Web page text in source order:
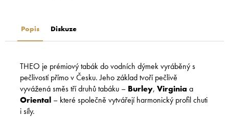
Popis Diskuze
THEO je prémiový tabák do vodních dýmek vyráběný s
pečlivostí přímo v Česku. Jeho základ tvoří pečlivě
vyvážená směs tří druhů tabáku – Burley, Virginia a
Oriental – které společně vytvářejí harmonický profil chuti
i síly.